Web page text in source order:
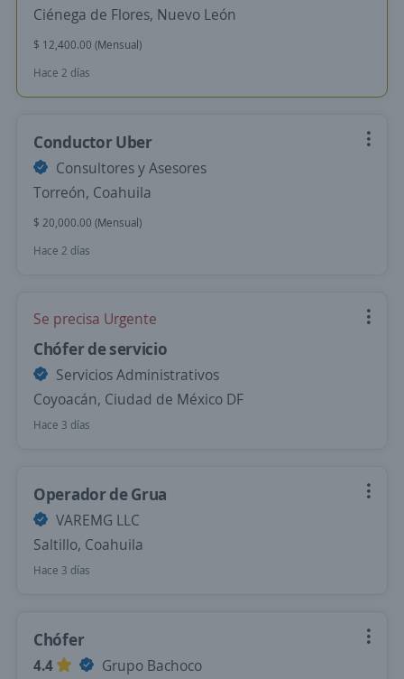
Ciénega de Flores, Nuevo León
$ 12,400.00 (Mensual)
Hace 2 días
Conductor Uber
Consultores y Asesores
Torreón, Coahuila
$ 20,000.00 (Mensual)
Hace 2 días
Se precisa Urgente
Chófer de servicio
Servicios Administrativos
Coyoacán, Ciudad de México DF
Hace 3 días
Operador de Grua
VAREMG LLC
Saltillo, Coahuila
Hace 3 días
Chófer
4.4
Grupo Bachoco